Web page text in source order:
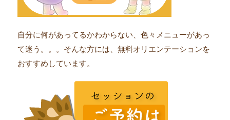
自分に何があってるかわからない、色々メニューがあっ
て迷う。。。そんな方には、無料オリエンテーションを
おすすめしています。